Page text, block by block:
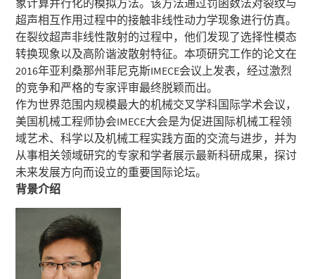
象计算并行化的模拟方法。该方法通过罚函数法对裂纹与
超声相互作用过程中的接触非线性动力学现象进行仿真。
在裂纹超声非线性散射的过程中，他们发现了选择性模态
转换现象以及高阶谐波散射特征。本项研究工作的论文在
2016年亚利桑那州菲尼克斯IMECE会议上发表，经过激烈
的竞争和严格的专家评审最终脱颖而出。
作为世界范围内规模最大的机械交叉学科国际学术会议，
美国机械工程师协会IMECE大会是为促进国际机械工程领
域艺术、科学以及机械工程实践方面的交流与进步，并为
从事相关领域研究的专家和学者展示最新科研成果，探讨
未来发展方向而设立的重要国际论坛。
背景介绍